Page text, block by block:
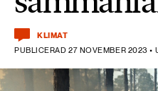
Kemikalier
Klimat
Industri & Energi
471 ARTIKLAR
Kemikalier
KLIMAT
PUBLICERAD 27 NOVEMBER 2023 •